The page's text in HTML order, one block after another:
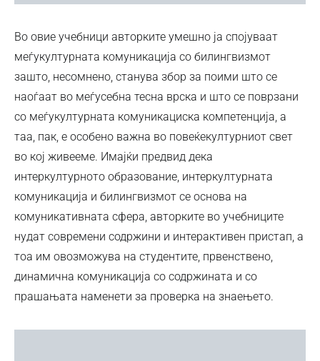
Во овие учебници авторките умешно ја спојуваат
меѓукултурната комуникација со билингвизмот
зашто, несомнено, станува збор за поими што се
наоѓаат во меѓусебна тесна врска и што се поврзани
со меѓукултурната комуникациска компетенција, а
таа, пак, е особено важна во повеќекултурниот свет
во кој живееме. Имајќи предвид дека
интеркултурното образование, интеркултурната
комуникација и билингвизмот се основа на
комуникативната сфера, авторките во учебниците
нудат современи содржини и интерактивен пристап, а
тоа им овозможува на студентите, првенствено,
динамична комуникација со содржината и со
прашањата наменети за проверка на знаењето.